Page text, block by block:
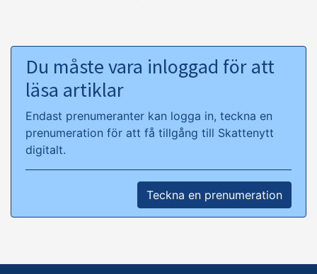
Du måste vara inloggad för att
läsa artiklar
Endast prenumeranter kan logga in, teckna en
prenumeration för att få tillgång till Skattenytt
digitalt.
Teckna en prenumeration